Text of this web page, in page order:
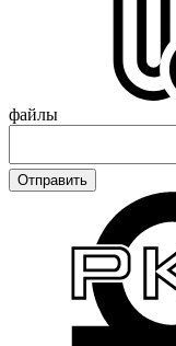
файлы
Отправить